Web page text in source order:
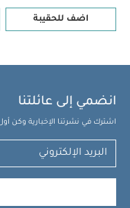
اضف للحقيبة
انضمي إلى عائلتنا
اشترك في نشرتنا الإخبارية وكن